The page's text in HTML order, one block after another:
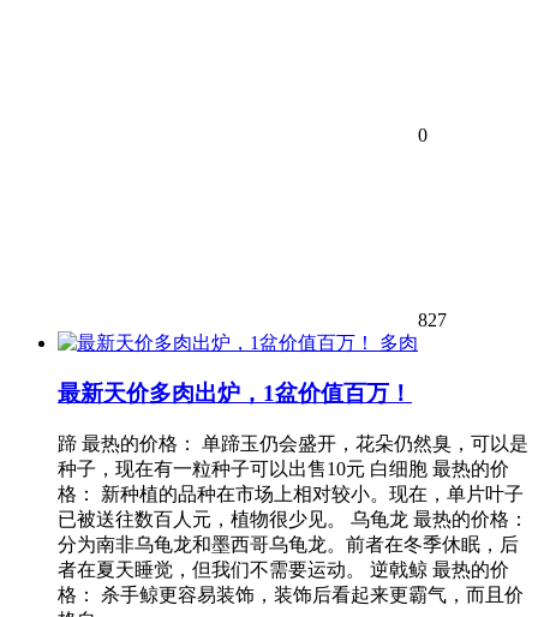
0
827
多肉
最新天价多肉出炉，1盆价值百万！
蹄 最热的价格： 单蹄玉仍会盛开，花朵仍然臭，可以是
种子，现在有一粒种子可以出售10元 白细胞 最热的价
格： 新种植的品种在市场上相对较小。现在，单片叶子
已被送往数百人元，植物很少见。 乌龟龙 最热的价格：
分为南非乌龟龙和墨西哥乌龟龙。前者在冬季休眠，后
者在夏天睡觉，但我们不需要运动。 逆戟鲸 最热的价
格： 杀手鲸更容易装饰，装饰后看起来更霸气，而且价